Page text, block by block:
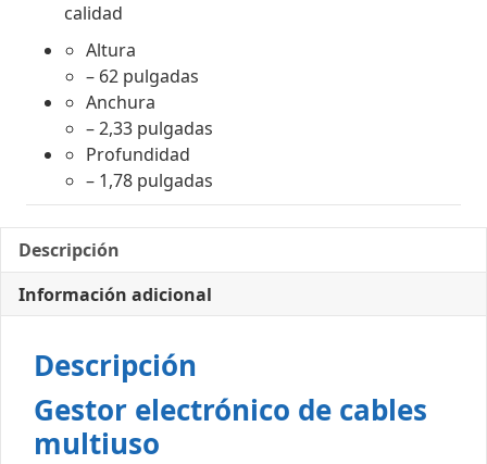
calidad
Altura
– 62 pulgadas
Anchura
– 2,33 pulgadas
Profundidad
– 1,78 pulgadas
Descripción
Información adicional
Descripción
Gestor electrónico de cables
multiuso